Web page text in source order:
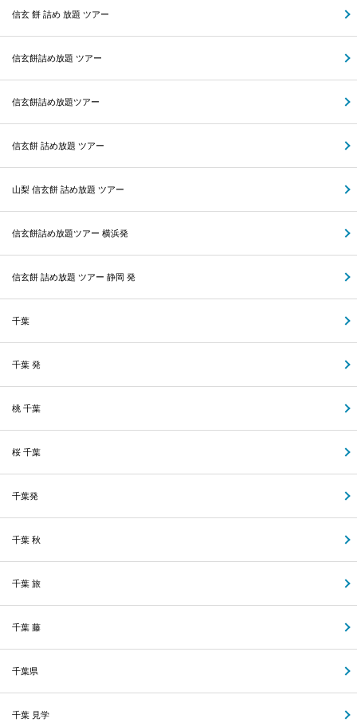
信玄 餅 詰め 放題 ツアー
信玄餅詰め放題 ツアー
信玄餅詰め放題ツアー
信玄餅 詰め放題 ツアー
山梨 信玄餅 詰め放題 ツアー
信玄餅詰め放題ツアー 横浜発
信玄餅 詰め放題 ツアー 静岡 発
千葉
千葉 発
桃 千葉
桜 千葉
千葉発
千葉 秋
千葉 旅
千葉 藤
千葉県
千葉 見学